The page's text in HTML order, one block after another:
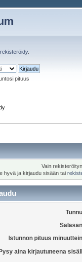
rekisteröidy.
pituus
Vain
hyvä ja kirjaudu sisään tai
Istunnon pituus
aina kirjautuneena